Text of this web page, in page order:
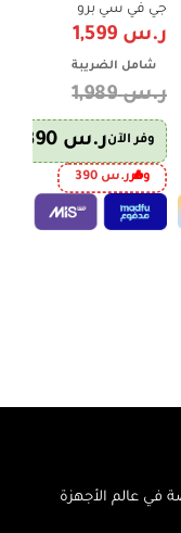
جي في سي برو
ر.س
شامل الضريبة
ر.س1,989
وفر الآنر.س
وفرر.س 390
عالم الأجهزة